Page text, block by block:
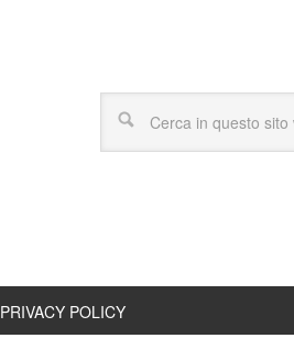
PRIVACY POLICY